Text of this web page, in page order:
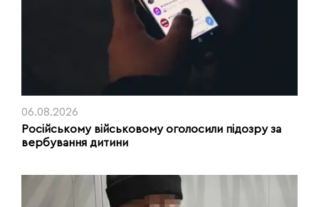
06.08.2026
Російському військовому оголосили підозру за
вербування дитини